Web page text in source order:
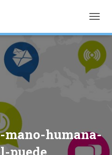
humana-
puede